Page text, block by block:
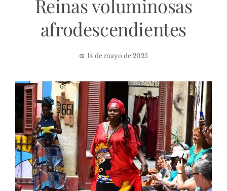
Reinas voluminosas
afrodescendientes
14 de mayo de 2025